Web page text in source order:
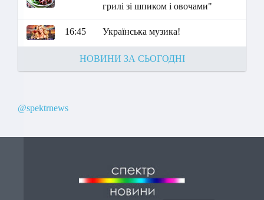
грилі зі шпиком і овочами"
16:45 Українська музика!
НОВИНИ ЗА СЬОГОДНІ
@spektrnews